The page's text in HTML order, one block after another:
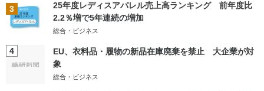
3
25年度レディスアパレル売上高ランキング 前年度比
2.2％増で5年連続の増加
総合・ビジネス
4
EU、衣料品・履物の新品在庫廃棄を禁止 大企業が対
象
総合・ビジネス